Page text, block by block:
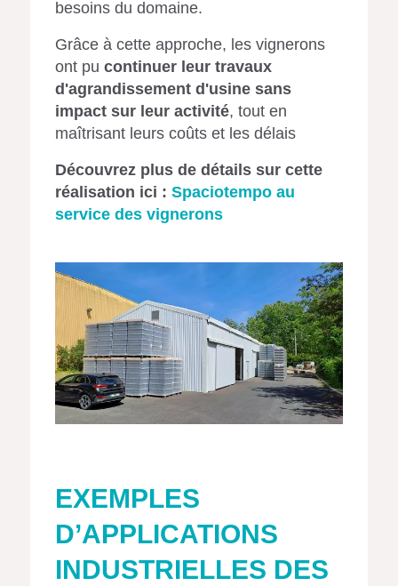
besoins du domaine.
Grâce à cette approche, les vignerons
ont pucontinuer leur travaux
d'agrandissement d'usine sans
impact sur leur activité, tout en
maîtrisant leurs coûts et les délais
Découvrez plus de détails sur cette
réalisation ici :Spaciotempo au
service des vignerons
EXEMPLES
D’APPLICATIONS
INDUSTRIELLES DES